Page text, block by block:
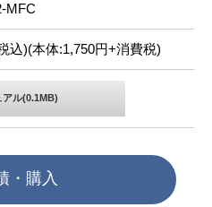
MFC
込)(本体:1,750円+消費税)
アル(0.1MB)
・購入